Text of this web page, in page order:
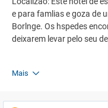
e para famlias e goza de
Borlnge. Os hspedes
deixarem levar pelo seu
Mais